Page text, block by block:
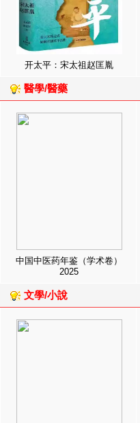
开太平：宋太祖赵匡胤
醫學/醫藥
中国中医药年鉴（学术卷）
2025
文學/小說